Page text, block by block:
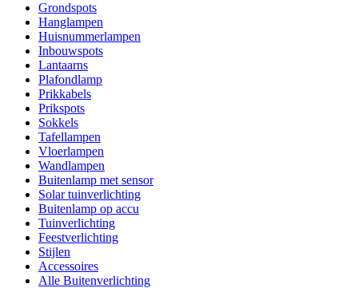
Grondspots
Hanglampen
Huisnummerlampen
Inbouwspots
Lantaarns
Plafondlamp
Prikkabels
Prikspots
Sokkels
Tafellampen
Vloerlampen
Wandlampen
Buitenlamp met sensor
Solar tuinverlichting
Buitenlamp op accu
Tuinverlichting
Feestverlichting
Stijlen
Accessoires
Alle Buitenverlichting